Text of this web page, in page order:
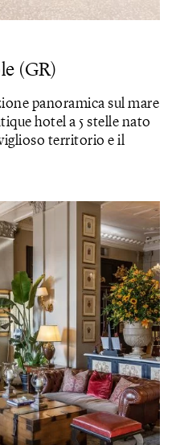
(GR)
panoramica sul mare
hotel a 5 stelle nato
territorio e il